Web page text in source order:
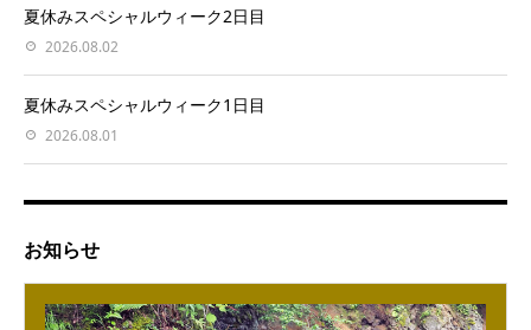
夏休みスペシャルウィーク2日目
2026.08.02
夏休みスペシャルウィーク1日目
2026.08.01
お知らせ